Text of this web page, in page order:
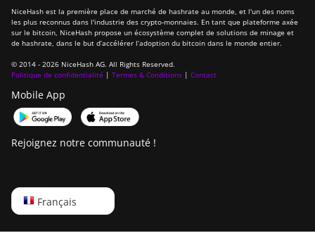
NiceHash est la première place de marché de hashrate au monde, et l'un des noms
les plus reconnus dans l'industrie des crypto-monnaies. En tant que plateforme axée
sur le bitcoin, NiceHash propose un écosystème complet de solutions de minage et
de hashrate, dans le but d’accélérer l’adoption du bitcoin dans le monde entier.
© 2014 - 2026 NiceHash AG. All Rights Reserved.
Politique de confidentialité | Termes & Conditions | Contact
Mobile App
Rejoignez notre communauté !
Français
English